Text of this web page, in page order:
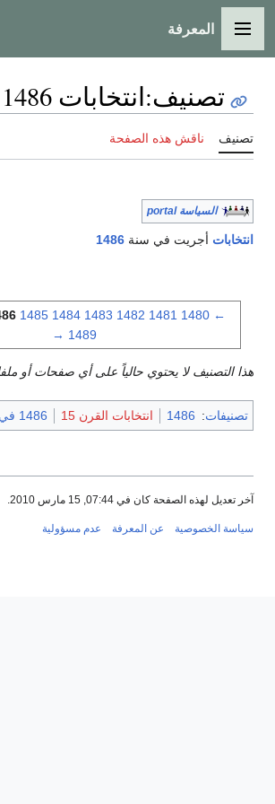
القائمة الرئيسية
المعرفة
تصنيف:انتخابات 1486
تصنيف ناقش هذه الصفحة
السياسة portal
انتخابات أجريت في سنة 1486
←
1480
1481
1482
1483
1484
1485
1489
→
هذا التصنيف لا يحتوي حالياً على أي صفحات أو
تصنيفات:
1486 انتخابات القرن 15 1486 في السياسة
آخر تعديل لهذه الصفحة كان في 07:44, 15 مارس 2010.
سياسة الخصوصية عن المعرفة عدم مسؤولية